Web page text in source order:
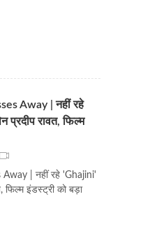
Away | नहीं रहे
प्रदीप रावत, फिल्म
Away | नहीं रहे 'Ghajini'
फिल्म इंडस्ट्री को बड़ा